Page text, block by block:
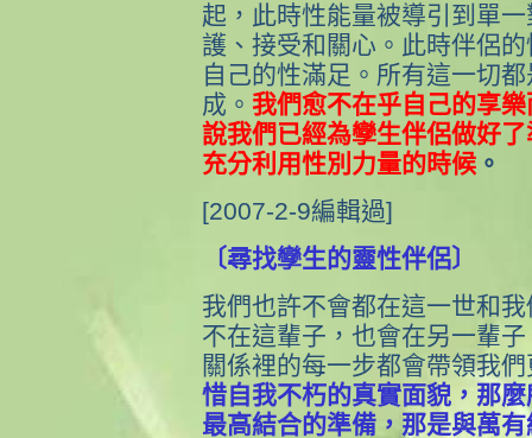
起，此時性能量被導引到單
護、接受和關心。此時伴侶
自己的性滿足。所有這一切
成。 我們愈不在乎自己的享
說我們已經為孿生伴侶做好
充分利用性別力量的時候 。
[2007-2-9編輯過]
〔尋找孿生的靈性伴侶〕
我們也許不會都在這一世和
不在這輩子，也會在另一輩
關係裡的每一步都會帶領我
惜自我不朽的真實面貌，那
最高結合的準備，那是與萬